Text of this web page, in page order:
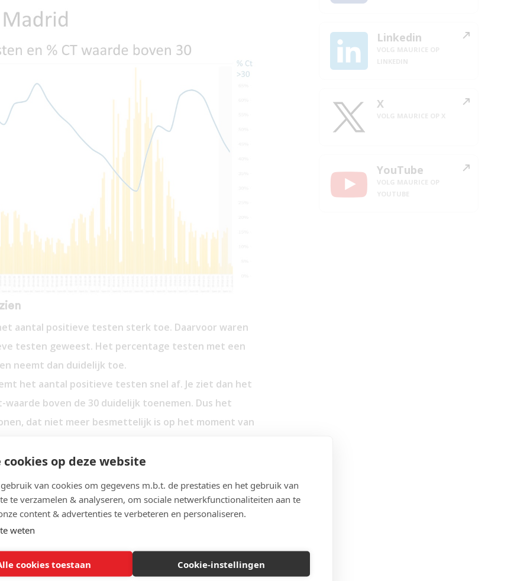
cookies op deze website
van cookies om gegevens m.b.t. de prestaties en het gebruik van
te verzamelen & analyseren, om sociale netwerkfunctionaliteiten aan te
content & advertenties te verbeteren en personaliseren.
weten
cookies toestaan Cookie-instellingen
aantal positieve testen sterk toe. Daarvoor waren
testen geweest. Het percentage testen met een
neemt dan duidelijk toe.
het aantal positieve testen snel af. Je ziet dan het
boven de 30 duidelijk toenemen. Dus het
dat niet meer besmettelijk is op het moment van
percentage van bijna 65%.
duidelijk gaat stijgen, neemt dat percentage
de 30 weer af tot ongeveer 30%.
weer gaat dalen, neemt dat percentage testen
weer toe.
positieve testen duidelijk afneemt, zijn er meer
dan de nieuw besmetten. Als het aandeel positieve
Linkedin
X
YouTube